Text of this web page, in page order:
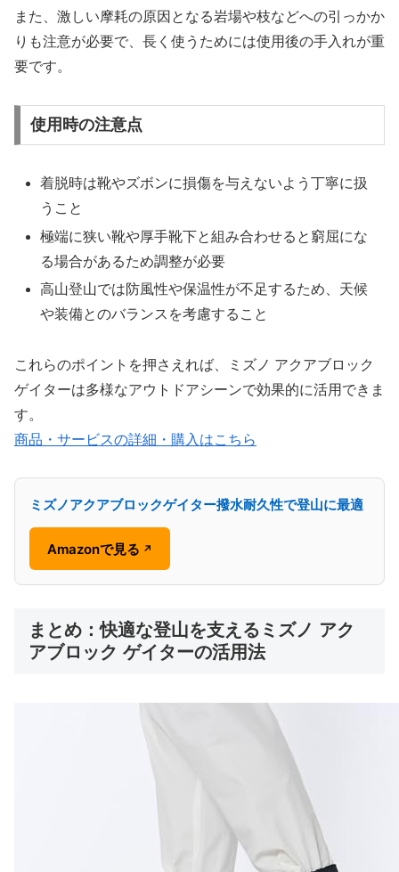
また、激しい摩耗の原因となる岩場や枝などへの引っかか
りも注意が必要で、長く使うためには使用後の手入れが重
要です。
使用時の注意点
着脱時は靴やズボンに損傷を与えないよう丁寧に扱
うこと
極端に狭い靴や厚手靴下と組み合わせると窮屈にな
る場合があるため調整が必要
高山登山では防風性や保温性が不足するため、天候
や装備とのバランスを考慮すること
これらのポイントを押さえれば、ミズノ アクアブロック
ゲイターは多様なアウトドアシーンで効果的に活用できま
す。
商品・サービスの詳細・購入はこちら
ミズノアクアブロックゲイター撥水耐久性で登山に最適
Amazonで見る ↗
まとめ：快適な登山を支えるミズノ アク
アブロック ゲイターの活用法